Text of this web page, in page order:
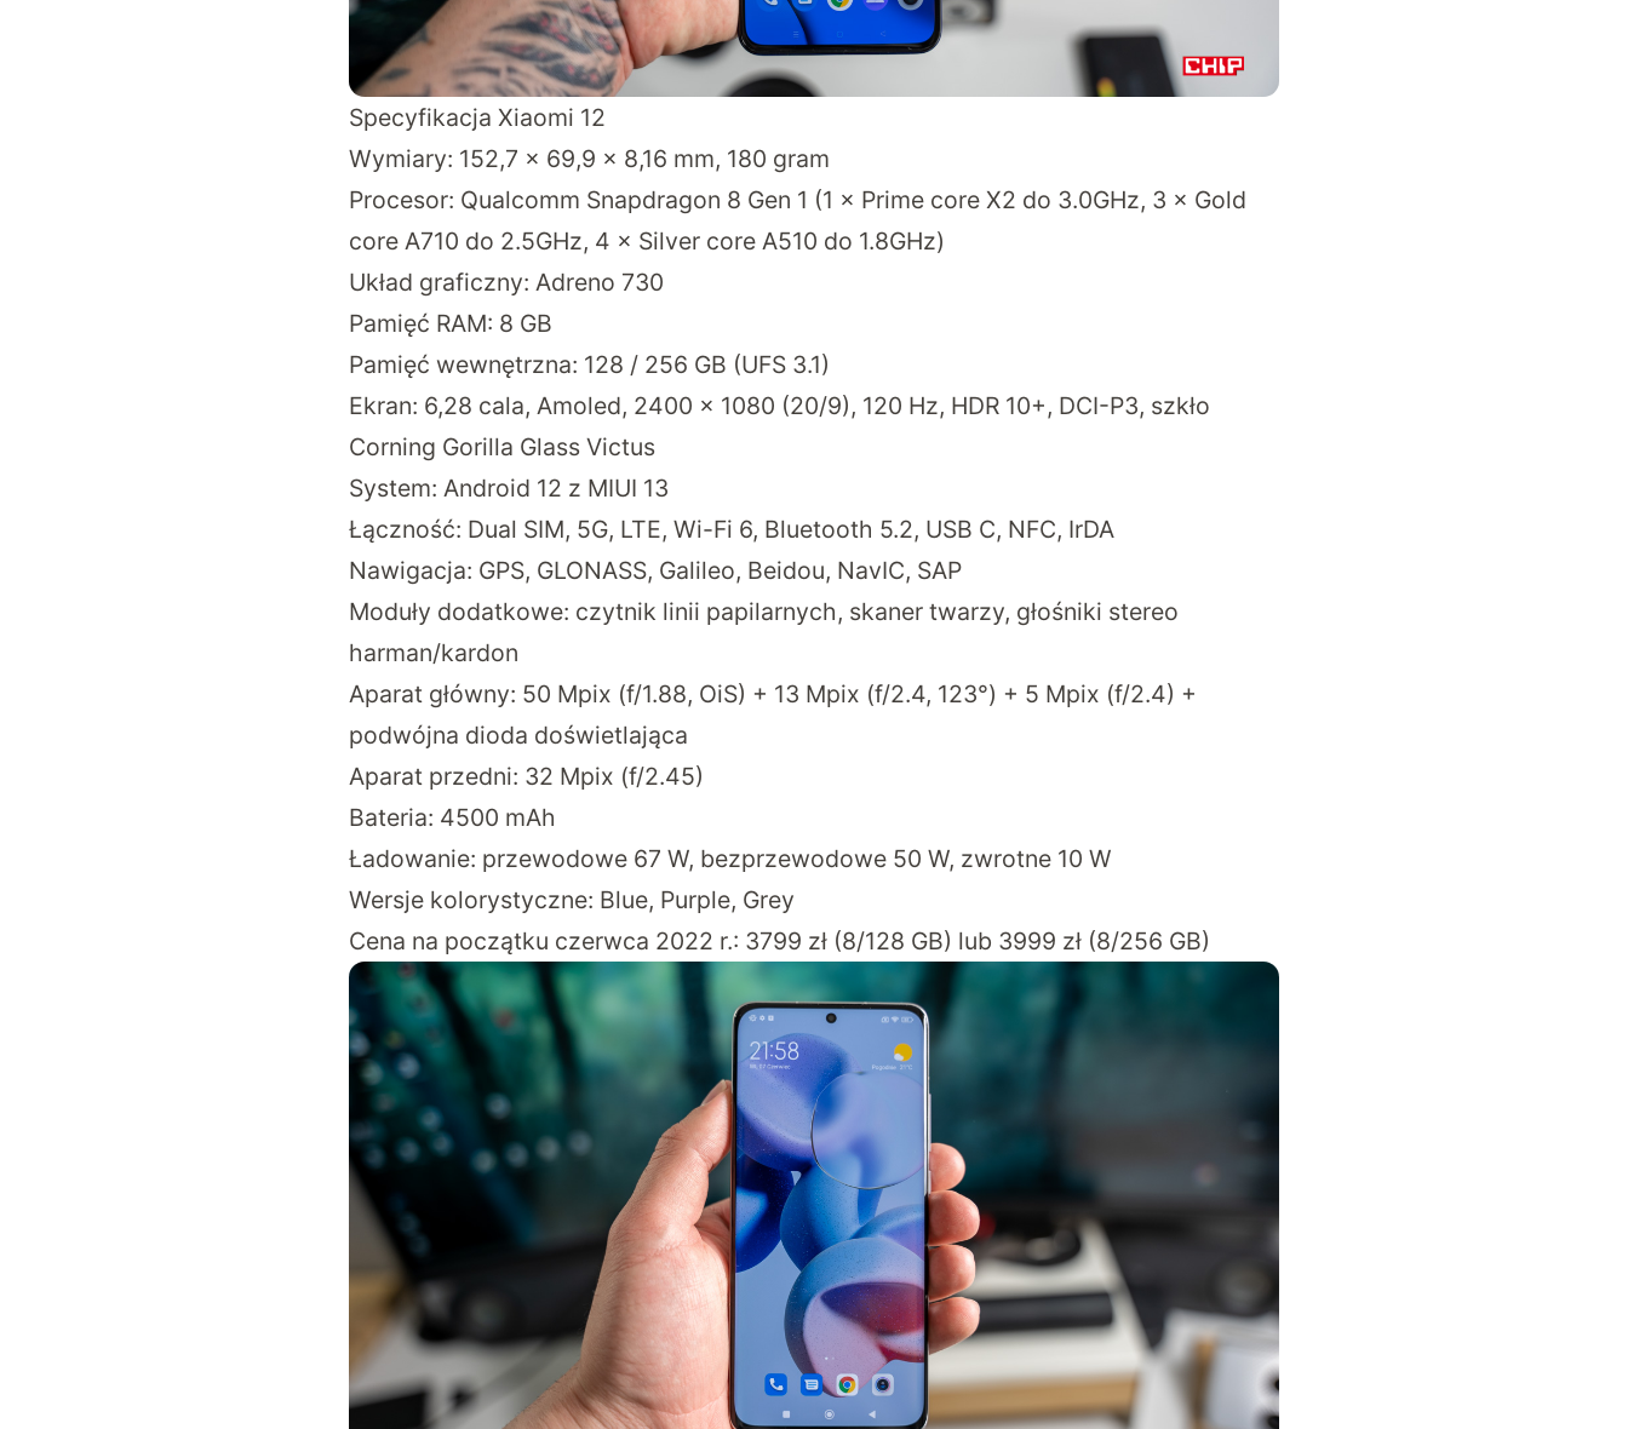
Specyfikacja Xiaomi 12
Wymiary: 152,7 x 69,9 x 8,16 mm, 180 gram
Procesor: Qualcomm Snapdragon 8 Gen 1 (1 × Prime core X2 do 3.0GHz, 3 × Gold
core A710 do 2.5GHz, 4 × Silver core A510 do 1.8GHz)
Układ graficzny: Adreno 730
Pamięć RAM: 8 GB
Pamięć wewnętrzna: 128 / 256 GB (UFS 3.1)
Ekran: 6,28 cala, Amoled, 2400 x 1080 (20/9), 120 Hz, HDR 10+, DCI-P3, szkło
Corning Gorilla Glass Victus
System: Android 12 z MIUI 13
Łączność: Dual SIM, 5G, LTE, Wi-Fi 6, Bluetooth 5.2, USB C, NFC, IrDA
Nawigacja: GPS, GLONASS, Galileo, Beidou, NavIC, SAP
Moduły dodatkowe: czytnik linii papilarnych, skaner twarzy, głośniki stereo
harman/kardon
Aparat główny: 50 Mpix (f/1.88, OiS) + 13 Mpix (f/2.4, 123°) + 5 Mpix (f/2.4) +
podwójna dioda doświetlająca
Aparat przedni: 32 Mpix (f/2.45)
Bateria: 4500 mAh
Ładowanie: przewodowe 67 W, bezprzewodowe 50 W, zwrotne 10 W
Wersje kolorystyczne: Blue, Purple, Grey
Cena na początku czerwca 2022 r.: 3799 zł (8/128 GB) lub 3999 zł (8/256 GB)